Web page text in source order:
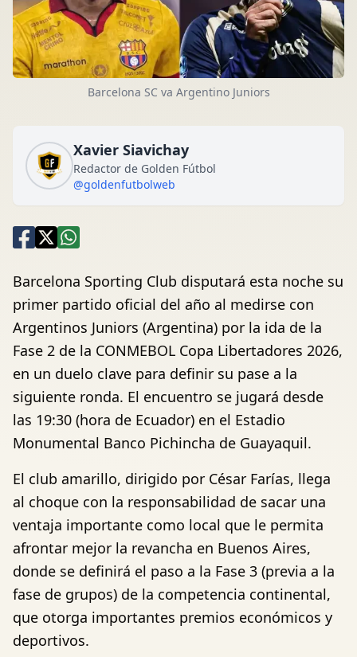
Barcelona SC va Argentino Juniors
Xavier Siavichay
Redactor de Golden Fútbol
@goldenfutbolweb
Barcelona Sporting Club disputará esta noche su
primer partido oficial del año al medirse con
Argentinos Juniors (Argentina) por la ida de la
Fase 2 de la CONMEBOL Copa Libertadores 2026,
en un duelo clave para definir su pase a la
siguiente ronda. El encuentro se jugará desde
las 19:30 (hora de Ecuador) en el Estadio
Monumental Banco Pichincha de Guayaquil.
El club amarillo, dirigido por César Farías, llega
al choque con la responsabilidad de sacar una
ventaja importante como local que le permita
afrontar mejor la revancha en Buenos Aires,
donde se definirá el paso a la Fase 3 (previa a la
fase de grupos) de la competencia continental,
que otorga importantes premios económicos y
deportivos.